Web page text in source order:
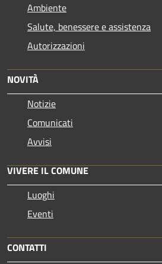
Ambiente
Salute, benessere e assistenza
Autorizzazioni
NOVITÀ
Notizie
Comunicati
Avvisi
VIVERE IL COMUNE
Luoghi
Eventi
CONTATTI